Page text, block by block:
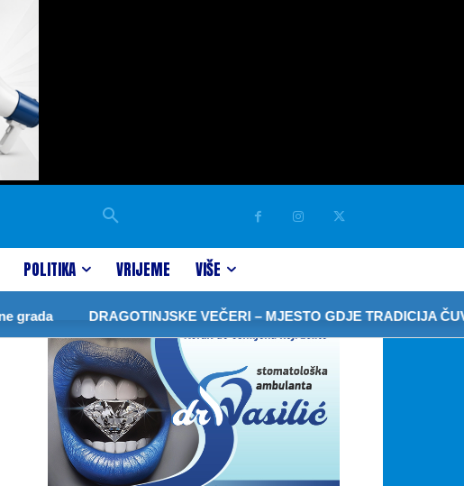
POLITIKA VRIJEME VIŠE
DRAGOTINJSKE VEČERI – MJESTO GDJE TRADICIJA ČUVA